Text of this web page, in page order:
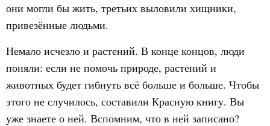
они могли бы жить, третьих выловили хищники,
привезённые людьми.
Немало исчезло и растений. В конце концов, люди
поняли: если не помочь природе, растений и
животных будет гибнуть всё больше и больше. Чтобы
этого не случилось, составили Красную книгу. Вы
уже знаете о ней. Вспомним, что в ней записано?